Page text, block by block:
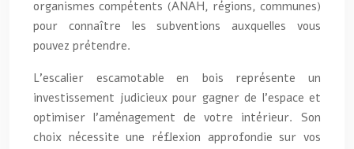
organismes compétents (ANAH, régions, communes)
pour connaître les subventions auxquelles vous
pouvez prétendre.
L’escalier escamotable en bois représente un
investissement judicieux pour gagner de l’espace et
optimiser l’aménagement de votre intérieur. Son
choix nécessite une réflexion approfondie sur vos